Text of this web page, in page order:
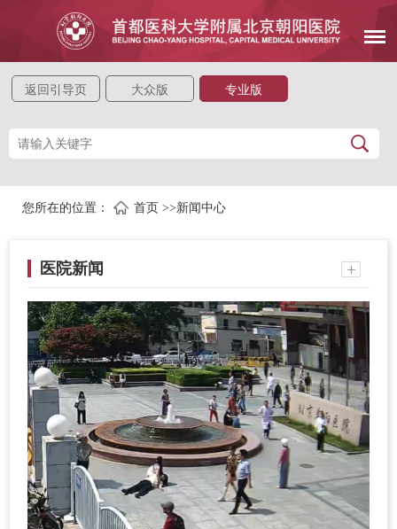
返回引导页 大众版 专业版
您所在的位置： 首页 >>新闻中心
医院新闻